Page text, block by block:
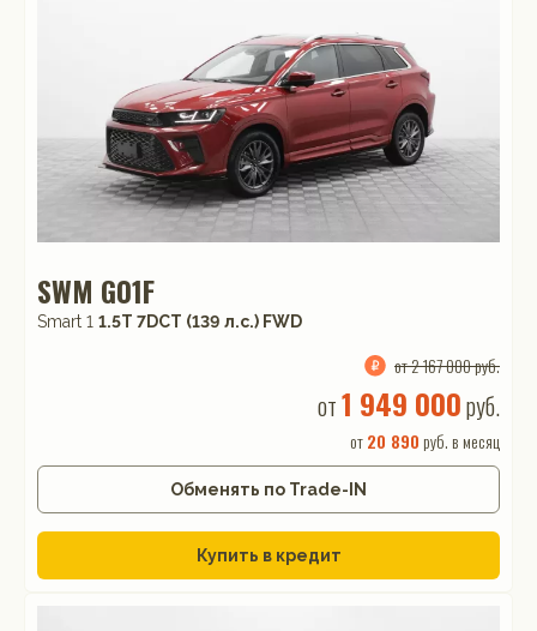
SWM G01F
Smart 1 1.5T 7DCT (139 л.с.) FWD
от 2 167 000 руб.
от1 949 000руб.
от20 890 руб. в месяц
Обменять по Trade-IN
Купить в кредит